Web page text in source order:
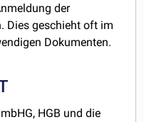
der
Dies geschieht oft im
Dokumenten.
HGB und die